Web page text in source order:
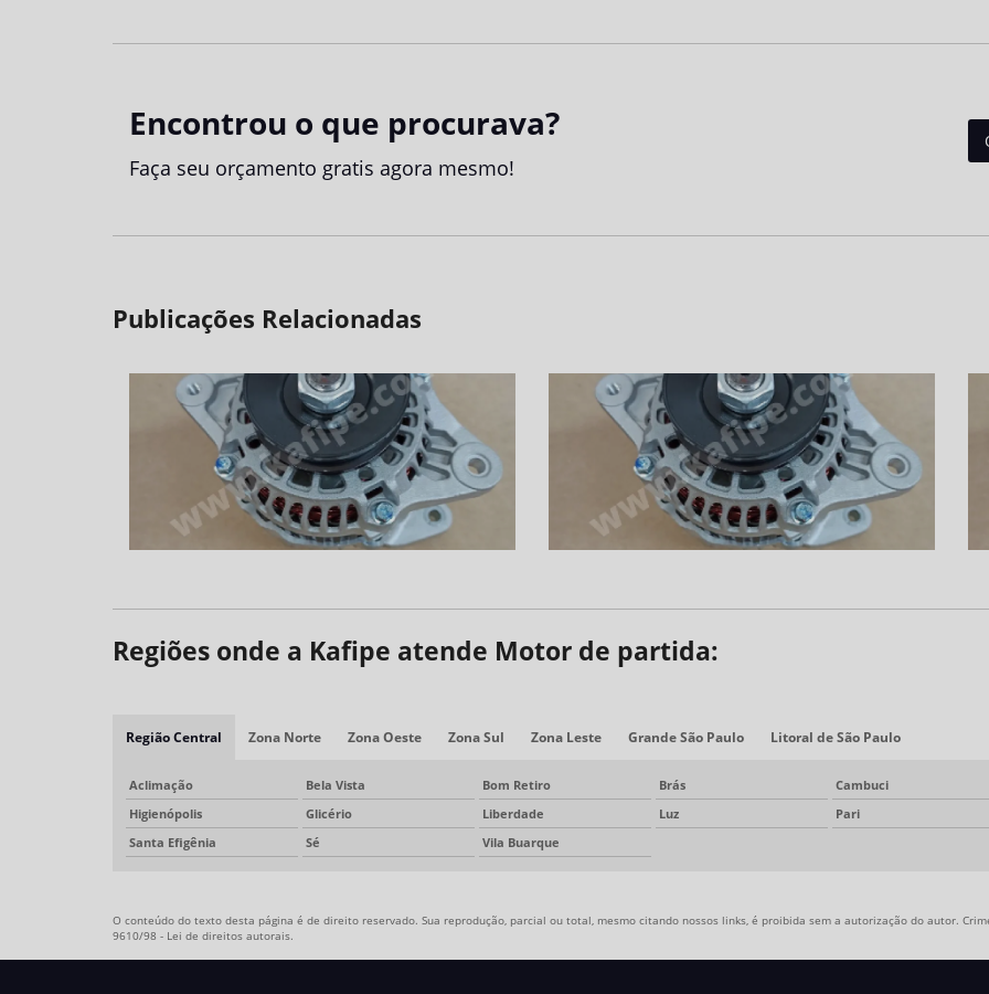
Encontrou o que procurava?
Faça seu orçamento gratis agora mesmo!
Publicações Relacionadas
Regiões onde a Kafipe atende Motor de partida:
Região Central Zona Norte Zona Oeste Zona Sul Zona Leste Grande São Paulo Litoral de São Paulo
Aclimação Bela Vista Bom Retiro Brás Cambuci
Higienópolis
Glicério Liberdade Luz Pari
Santa Efigênia
Sé Vila Buarque
O conteúdo do texto desta página é de direito reservado. Sua reprodução, parcial ou total, mesmo citando nossos links, é proibida sem a autorização do autor.
9610/98 - Lei de direitos autorais.